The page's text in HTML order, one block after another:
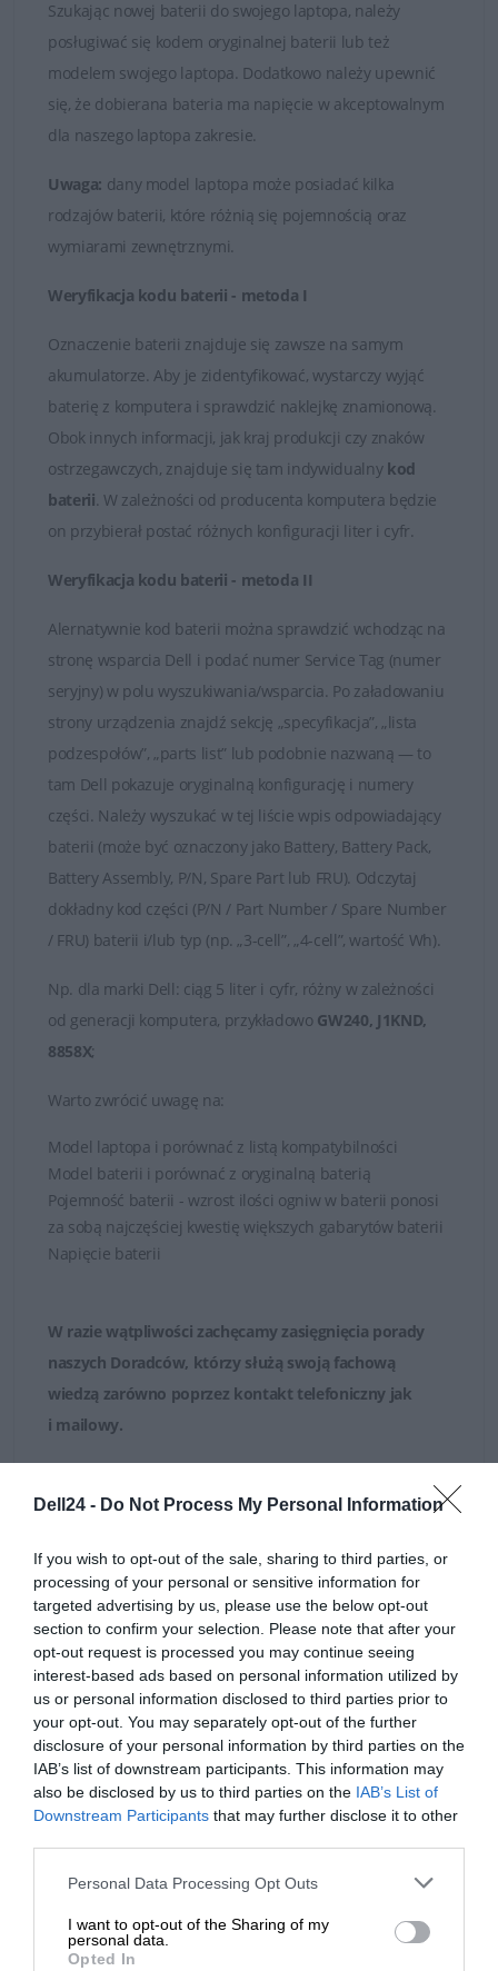
Dell24 - Do Not Process My Personal Information
If you wish to opt-out of the sale, sharing to third parties, or
processing of your personal or sensitive information for
targeted advertising by us, please use the below opt-out
section to confirm your selection. Please note that after your
opt-out request is processed you may continue seeing
interest-based ads based on personal information utilized by
us or personal information disclosed to third parties prior to
your opt-out. You may separately opt-out of the further
disclosure of your personal information by third parties on the
IAB’s list of downstream participants. This information may
also be disclosed by us to third parties on the IAB’s List of
Downstream Participants that may further disclose it to other
Personal Data Processing Opt Outs
I want to opt-out of the Sharing of my
personal data.
Opted In
są bardzo słabej jakości!
Baterie, które znajduje się w ofercie sklepu DELL24 są
oryginalnymi częściami zamiennymi lub wysokiej jakości
zamiennikami takich firm jak Dell, Green Cell czy
Whitenergy. Tylko markowe produkty spełniają
najwyższe standardy jakości i posiadają certyfikaty FCC,
CE i ROHS.
Łatwy kontakt i fachowa obsługa
W przypadku jakichkolwiek wątpliwości i problemów z
doborem baterii do posiadanego laptopa, zawsze mogą
Państwo skontaktować się z naszymi Doradcami, którzy
udzielą fachowej i wyczerpującej porady. Na przesłane
zapytania odpowiadamy rzetelnie i bez zbędnej zwłoki.
Satysfakcja z zakupu jest dla nas najważniejsza.
Dobór baterii do laptopów DELL
Szukając nowej baterii do swojego laptopa, należy
posługiwać się kodem oryginalnej baterii lub też
modelem swojego laptopa. Dodatkowo należy upewnić
się, że dobierana bateria ma napięcie w akceptowalnym
dla naszego laptopa zakresie.
Uwaga: dany model laptopa może posiadać kilka
rodzajów baterii, które różnią się pojemnością oraz
wymiarami zewnętrznymi.
Weryfikacja kodu baterii - metoda I
Oznaczenie baterii znajduje się zawsze na samym
akumulatorze. Aby je zidentyfikować, wystarczy wyjąć
baterię z komputera i sprawdzić naklejkę znamionową.
Obok innych informacji, jak kraj produkcji czy znaków
ostrzegawczych, znajduje się tam indywidualny kod
baterii. W zależności od producenta komputera będzie
on przybierał postać różnych konfiguracji liter i cyfr.
Weryfikacja kodu baterii - metoda II
Alernatywnie kod baterii można sprawdzić wchodząc na
stronę wsparcia Dell i podać numer Service Tag (numer
seryjny) w polu wyszukiwania/wsparcia. Po załadowaniu
strony urządzenia znajdź sekcję „specyfikacja”, „lista
podzespołów”, „parts list” lub podobnie nazwaną — to
tam Dell pokazuje oryginalną konfigurację i numery
części. Należy wyszukać w tej liście wpis odpowiadający
baterii (może być oznaczony jako Battery, Battery Pack,
Battery Assembly, P/N, Spare Part lub FRU). Odczytaj
dokładny kod części (P/N / Part Number / Spare Number
/ FRU) baterii i/lub typ (np. „3-cell”, „4-cell”, wartość Wh).
Np. dla marki Dell: ciąg 5 liter i cyfr, różny w zależności
od generacji komputera, przykładowo GW240, J1KND,
8858X;
Warto zwrócić uwagę na:
Model laptopa i porównać z listą kompatybilności
Model baterii i porównać z oryginalną baterią
Pojemność baterii - wzrost ilości ogniw w baterii ponosi
za sobą najczęściej kwestię większych gabarytów baterii
Napięcie baterii
W razie wątpliwości zachęcamy zasięgnięcia porady
naszych Doradców, którzy służą swoją fachową
wiedzą zarówno poprzez kontakt telefoniczny jak
i mailowy.
OPIS PRODUKTU
SPECYFIKACJA
Czas realizacji zamówienia od 5-14 dni.
W celu potwierdzenia kompatybilności baterii prosimy o